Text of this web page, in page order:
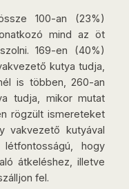
100-an (23%)
mind az öt
169-en (40%)
kutya tudja,
is többen, 260-an
tudja, mikor mutat
rögzült ismereteket
vakvezető kutyával
hogy
átkeléshez, illetve
fel.